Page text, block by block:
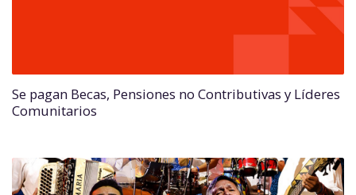
Se pagan Becas, Pensiones no Contributivas y Líderes
Comunitarios